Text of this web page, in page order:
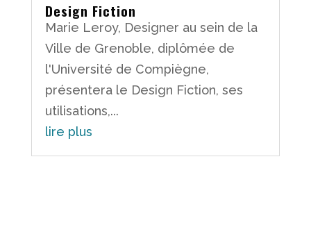
Design Fiction
Marie Leroy, Designer au sein de la
Ville de Grenoble, diplômée de
l'Université de Compiègne,
présentera le Design Fiction, ses
utilisations,...
lire plus